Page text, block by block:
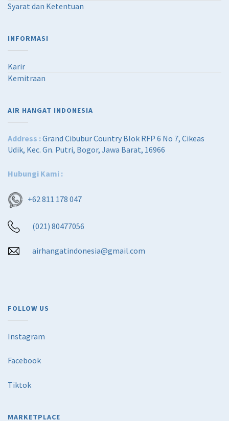
Syarat dan Ketentuan
INFORMASI
Karir
Kemitraan
AIR HANGAT INDONESIA
Address :Grand Cibubur Country Blok RFP 6 No 7, Cikeas
Udik, Kec. Gn. Putri, Bogor, Jawa Barat, 16966
Hubungi Kami :
+62 811 178 047
(021) 80477056
airhangatindonesia@gmail.com
FOLLOW US
Instagram
Facebook
Tiktok
MARKETPLACE